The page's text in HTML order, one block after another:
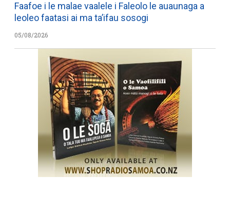
Faafoe i le malae vaalele i Faleolo le auaunaga a
leoleo faatasi ai ma ta’ifau sosogi
05/08/2026